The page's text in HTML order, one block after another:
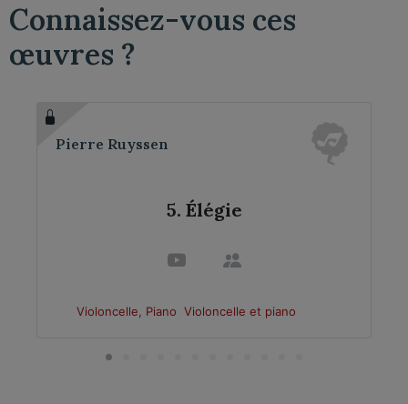
Connaissez-vous ces
œuvres ?
Pierre Ruyssen
5. Élégie
Violoncelle, Piano Violoncelle et piano